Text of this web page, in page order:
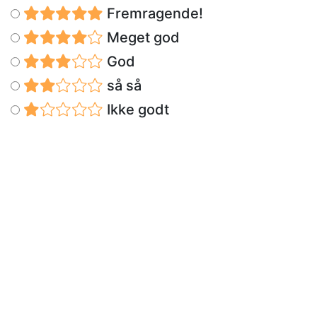
Fremragende!
Meget god
God
så så
Ikke godt